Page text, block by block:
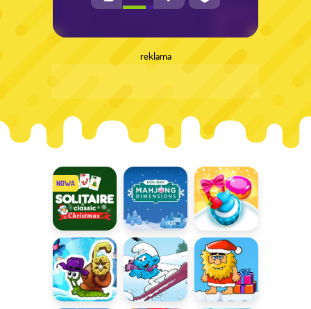
reklama
Solitaire
Classic
Christmas
Holiday
Mahjong
Dimensions
Cookie Crush:
Święta